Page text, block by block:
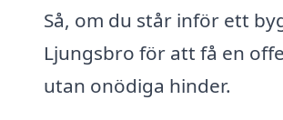
Så, om du står inför ett
Ljungsbro för att få en
utan onödiga hinder.